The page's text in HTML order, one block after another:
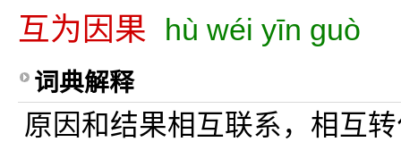
互为因果 hù wéi yīn guò
词典解释
原因和结果相互联系，相互